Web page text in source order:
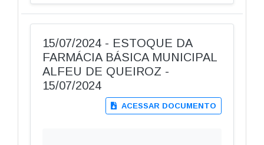
15/07/2024 - ESTOQUE DA
FARMÁCIA BÁSICA MUNICIPAL
ALFEU DE QUEIROZ -
15/07/2024
ACESSAR DOCUMENTO